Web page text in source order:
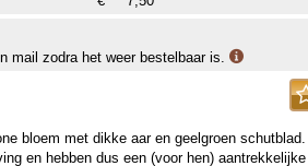
en bewaar ze ruim vorstvrij in iets vochtige
bloeien, wij verkopen jongere knollen, die pas
uiteraard wel het sierlijke blad, dat bij
mail zodra het weer bestelbaar is.
bloem met dikke aar en geelgroen schutblad.
en hebben dus een (voor hen) aantrekkelijke